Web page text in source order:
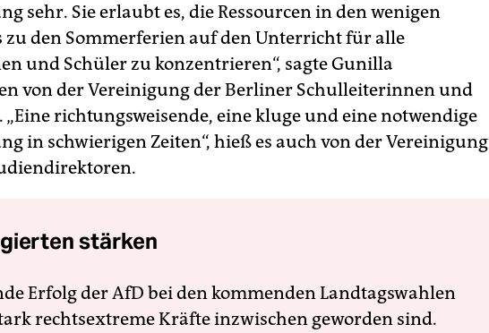
sehr. Sie erlaubt es, die Ressourcen in den wenigen
zu den Sommerferien auf den Unterricht für alle
und Schüler zu konzentrieren“, sagte Gunilla
von der Vereinigung der Berliner Schulleiterinnen und
„Eine richtungsweisende, eine kluge und eine notwendige
in schwierigen Zeiten“, hieß es auch von der Vereinigung
stärken
Erfolg der AfD bei den kommenden Landtagswahlen
rechtsextreme Kräfte inzwischen geworden sind.